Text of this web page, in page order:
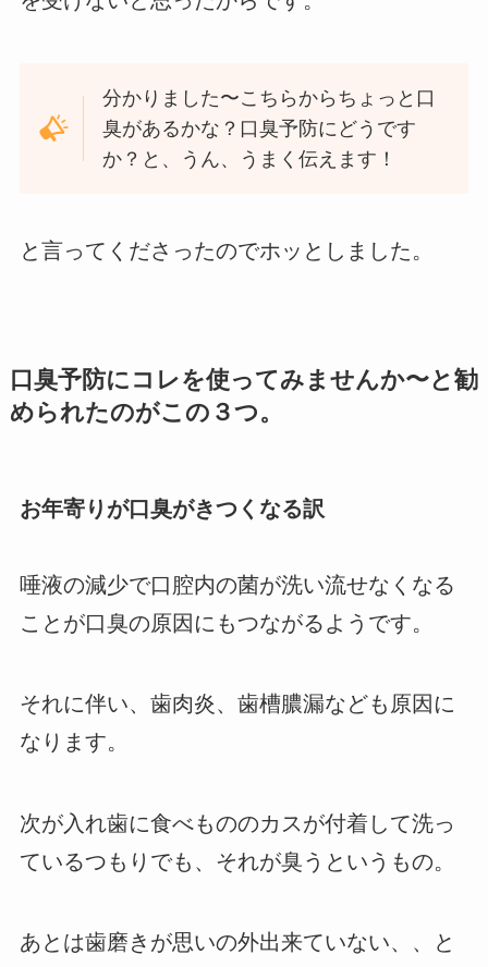
分かりました〜こちらからちょっと口
臭があるかな？口臭予防にどうです
か？と、うん、うまく伝えます！
と言ってくださったのでホッとしました。
口臭予防にコレを使ってみませんか〜と勧
められたのがこの３つ。
お年寄りが口臭がきつくなる訳
唾液の減少で口腔内の菌が洗い流せなくなる
ことが口臭の原因にもつながるようです。
それに伴い、歯肉炎、歯槽膿漏なども原因に
なります。
次が入れ歯に食べもののカスが付着して洗っ
ているつもりでも、それが臭うというもの。
あとは歯磨きが思いの外出来ていない、、と